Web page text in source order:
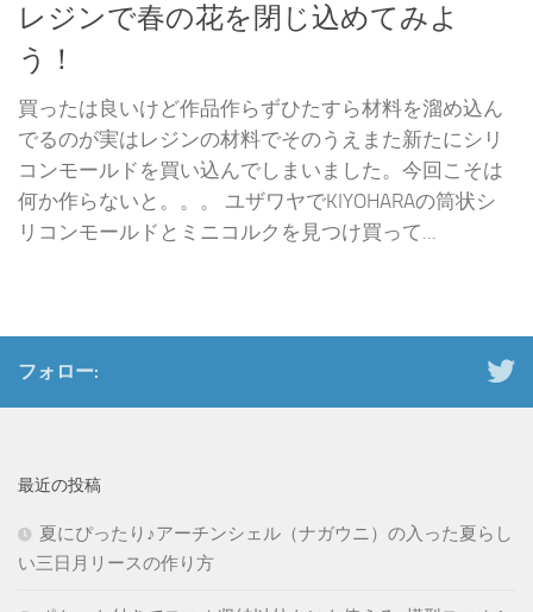
レジンで春の花を閉じ込めてみよ
う！
買ったは良いけど作品作らずひたすら材料を溜め込ん
でるのが実はレジンの材料でそのうえまた新たにシリ
コンモールドを買い込んでしまいました。今回こそは
何か作らないと。。。 ユザワヤでKIYOHARAの筒状シ
リコンモールドとミニコルクを見つけ買って...
フォロー:
最近の投稿
夏にぴったり♪アーチンシェル（ナガウニ）の入った夏らし
い三日月リースの作り方